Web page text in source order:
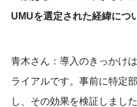
UMUを選定された経緯につ
青木さん：導入のきっかけ
ライアルです。事前に特定
し、その効果を検証しまし